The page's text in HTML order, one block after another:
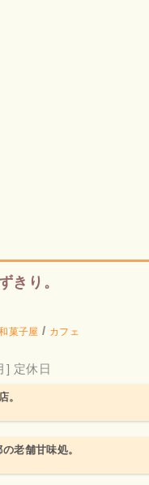
きり。
菓子屋 / カフェ
] 定休日
。
老舗甘味処。